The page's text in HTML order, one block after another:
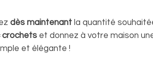
dès maintenant la quantité
crochets et donnez à votre maison
et élégante !